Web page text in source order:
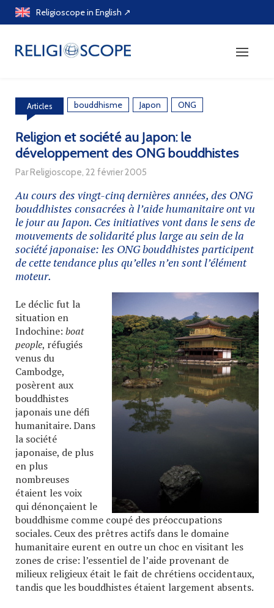
Skip
Religioscope in English ↗
Articles bouddhisme Japon ONG
Religion et société au Japon: le
développement des ONG bouddhistes
Par Religioscope, 22 février 2005
Au cours des vingt-cinq dernières années, des ONG
bouddhistes consacrées à l’aide humanitaire ont vu
le jour au Japon. Ces initiatives vont dans le sens de
mouvements de solidarité plus large au sein de la
société japonaise: les ONG bouddhistes participent
de cette tendance plus qu’elles n’en sont l’élément
moteur.
Le déclic fut la
situation en
Indochine: boat
people, réfugiés
venus du
Cambodge,
posèrent aux
bouddhistes
japonais une défi
humanitaire. Dans
la société
japonaise, de plus
en plus
nombreuses
étaient les voix
qui dénonçaient le
bouddhisme comme coupé des préoccupations
sociales. Ceux des prêtres actifs dans le domaine
humanitaire eurent en outre un choc en visitant les
zones de crise: l’essentiel de l’aide provenant de
milieux religieux était le fait de chrétiens occidentaux,
tandis que les bouddhistes étaient largement absents.